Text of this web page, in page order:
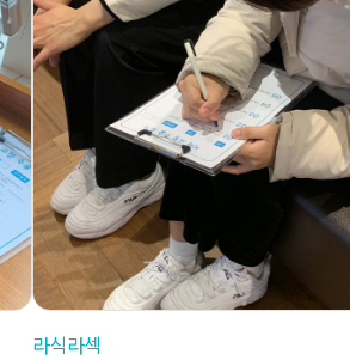
라식라섹